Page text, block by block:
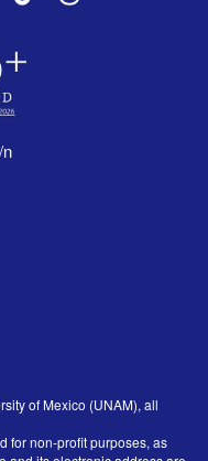
of Mexico (UNAM), all
for non-profit purposes, as